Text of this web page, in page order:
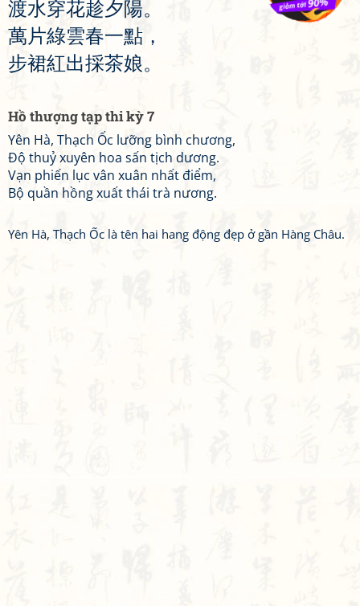
渡水穿花趁夕陽。
萬片綠雲春一點 ，
步裙紅出採茶娘。
Hồ thượng tạp thi kỳ 7
Yên Hà, Thạch Ốc lưỡng bình chương,
Độ thuỷ xuyên hoa sấn tịch dương.
Vạn phiến lục vân xuân nhất điểm,
Bộ quần hồng xuất thái trà nương.
Yên Hà, Thạch Ốc là tên hai hang động đẹp ở gần Hàng Châu.